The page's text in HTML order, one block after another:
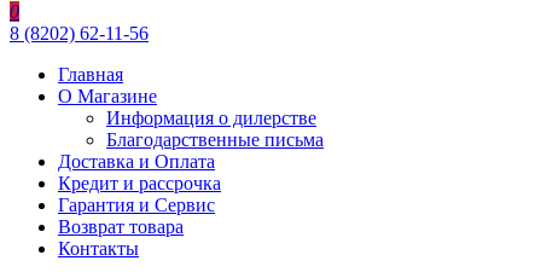
0
8 (8202) 62-11-56
Главная
О Магазине
Информация о дилерстве
Благодарственные письма
Доставка и Оплата
Кредит и рассрочка
Гарантия и Сервис
Возврат товара
Контакты